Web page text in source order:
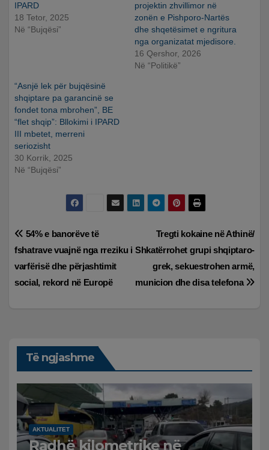
IPARD
18 Tetor, 2025
Në “Bujqësi”
projektin zhvillimor në
zonën e Pishporo-Nartës
dhe shqetësimet e ngritura
nga organizatat mjedisore.
16 Qershor, 2026
Në “Politikë”
“Asnjë lek për bujqësinë
shqiptare pa garancinë se
fondet tona mbrohen”, BE
“flet shqip”: Bllokimi i IPARD
III mbetet, merreni
seriozisht
30 Korrik, 2025
Në “Bujqësi”
Lëvizje
te
postimet
Tregti kokaine në Athinë/
Shkatërrohet grupi shqiptaro-
grek, sekuestrohen armë,
municion dhe disa telefona
54% e banorëve të
fshatrave vuajnë nga rreziku i
varfërisë dhe përjashtimit
social, rekord në Europë
Të ngjashme
AKTUALITET
Radhë kilometrike në